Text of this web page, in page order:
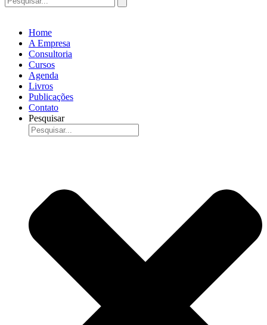
Home
A Empresa
Consultoria
Cursos
Agenda
Livros
Publicações
Contato
Pesquisar